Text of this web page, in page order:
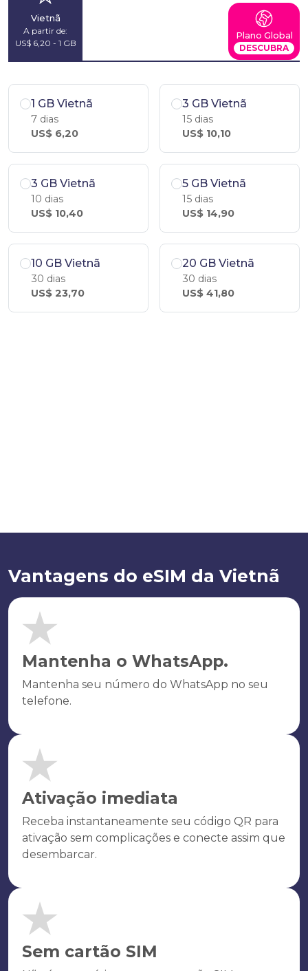
Vietnã
A partir de:
US$ 6,20 - 1 GB
Plano Global
DESCUBRA
1 GB Vietnã
7 dias
US$ 6,20
3 GB Vietnã
15 dias
US$ 10,10
3 GB Vietnã
10 dias
US$ 10,40
5 GB Vietnã
15 dias
US$ 14,90
10 GB Vietnã
30 dias
US$ 23,70
20 GB Vietnã
30 dias
US$ 41,80
Vantagens do eSIM da Vietnã
Mantenha o WhatsApp.
Mantenha seu número do WhatsApp no seu
telefone.
Ativação imediata
Receba instantaneamente seu código QR para
ativação sem complicações e conecte assim que
desembarcar.
Sem cartão SIM